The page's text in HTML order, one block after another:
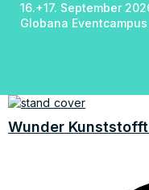
16.+17. September
Globana Eventcampus
Wunder